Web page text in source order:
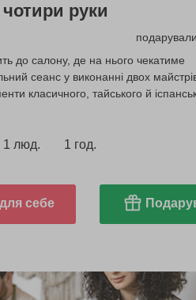
руки
до салону, де на нього чекатиме
сеанс у виконанні двох
класичного, тайського й
1 люд. 1 год.
себе